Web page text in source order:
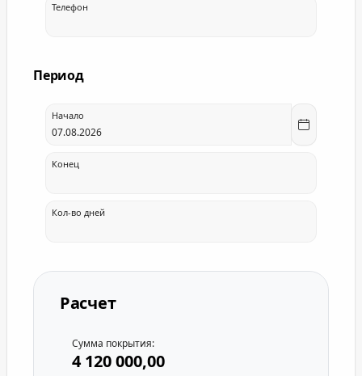
Телефон
Период
Начало
Конец
Кол-во дней
Расчет
Сумма покрытия:
4 120 000,00